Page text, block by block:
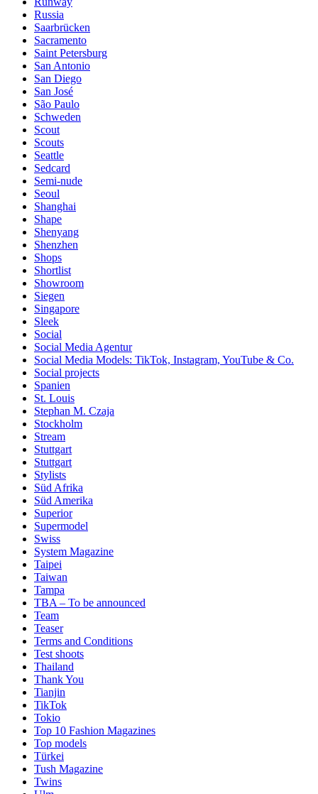
Russia
Saarbrücken
Sacramento
Saint Petersburg
San Antonio
San Diego
San José
São Paulo
Schweden
Scout
Scouts
Seattle
Sedcard
Semi-nude
Seoul
Shanghai
Shape
Shenyang
Shenzhen
Shops
Shortlist
Showroom
Siegen
Singapore
Sleek
Social
Social Media Agentur
Social Media Models: TikTok, Instagram, YouTube & Co.
Social projects
Spanien
St. Louis
Stephan M. Czaja
Stockholm
Stream
Stuttgart
Stuttgart
Stylists
Süd Afrika
Süd Amerika
Superior
Supermodel
Swiss
System Magazine
Taipei
Taiwan
Tampa
TBA – To be announced
Team
Teaser
Terms and Conditions
Test shoots
Thailand
Thank You
Tianjin
TikTok
Tokio
Top 10 Fashion Magazines
Top models
Türkei
Tush Magazine
Twins